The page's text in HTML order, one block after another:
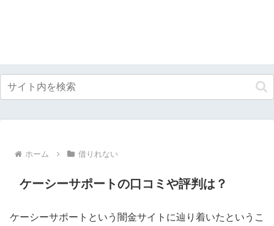
ホーム 借りれない
ケーシーサポートの口コミや評判は？
ケーシーサポートという闇金サイトに辿り着いたというこ